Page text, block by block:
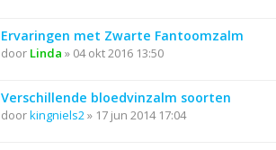
Ervaringen met Zwarte Fantoomzalm
door Linda » 04 okt 2016 13:50
Verschillende bloedvinzalm soorten
doorkingniels2» 17 jun 2014 17:04